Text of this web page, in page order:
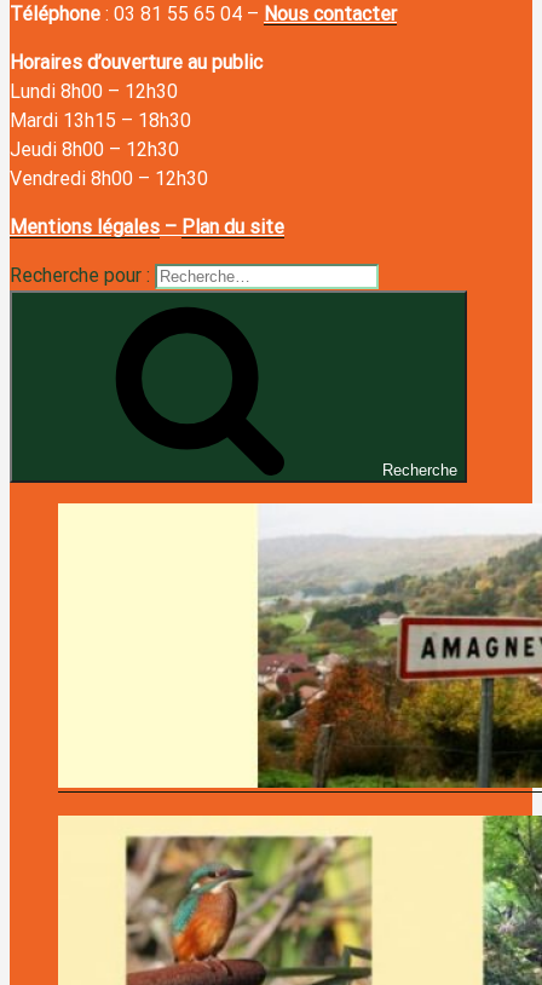
Téléphone : 03 81 55 65 04 – Nous contacter
Horaires d’ouverture au public
Lundi 8h00 – 12h30
Mardi 13h15 – 18h30
Jeudi 8h00 – 12h30
Vendredi 8h00 – 12h30
Mentions légales – Plan du site
Recherche pour :
Recherche